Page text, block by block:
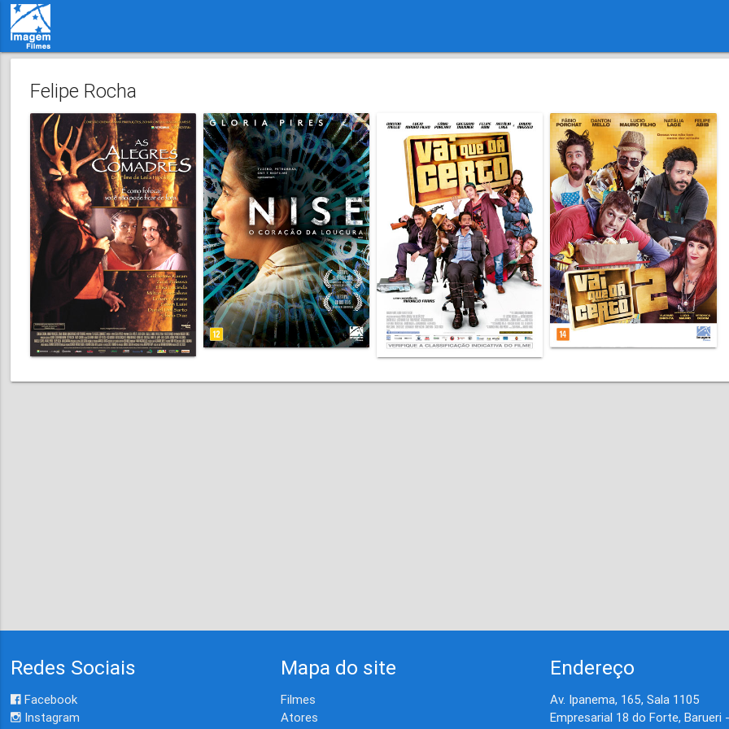
Felipe Rocha
Redes Sociais
Facebook
Instagram
Mapa do site
Filmes
Atores
Endereço
Av. Ipanema, 165, Sala 1105
Empresarial 18 do Forte, Barueri